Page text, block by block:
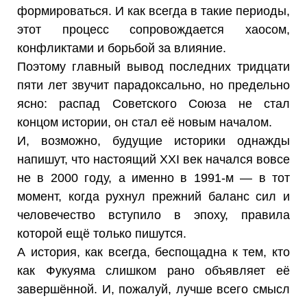
формироваться. И как всегда в такие периоды,
этот процесс сопровождается хаосом,
конфликтами и борьбой за влияние.
Поэтому главный вывод последних тридцати
пяти лет звучит парадоксально, но предельно
ясно: распад Советского Союза не стал
концом истории, он стал её новым началом.
И, возможно, будущие историки однажды
напишут, что настоящий XXI век начался вовсе
не в 2000 году, а именно в 1991-м — в тот
момент, когда рухнул прежний баланс сил и
человечество вступило в эпоху, правила
которой ещё только пишутся.
А история, как всегда, беспощадна к тем, кто
как Фукуяма слишком рано объявляет её
завершённой. И, пожалуй, лучше всего смысл